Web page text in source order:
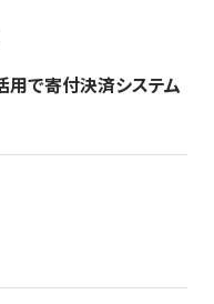
用で寄付決済システム